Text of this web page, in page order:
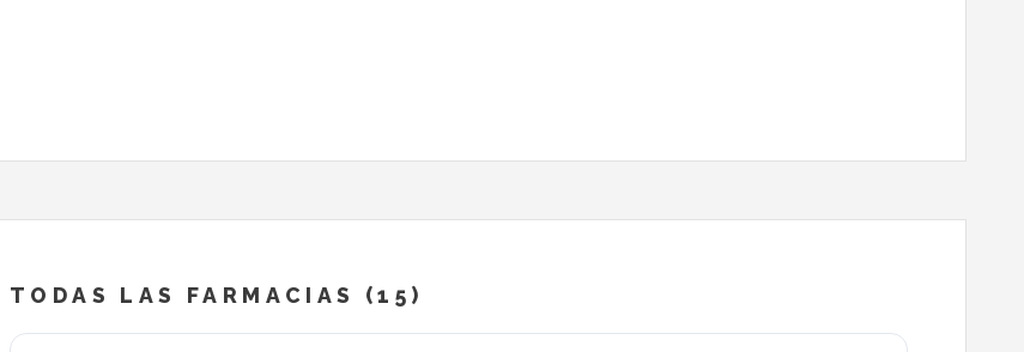
TODAS LAS FARMACIAS (15)